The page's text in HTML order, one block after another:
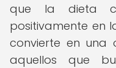
que la dieta
positivamente en
convierte en una
aquellos que